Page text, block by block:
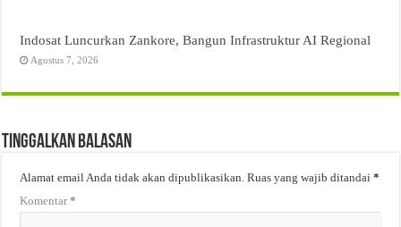
Indosat Luncurkan Zankore, Bangun Infrastruktur AI Regional
Agustus 7, 2026
Tinggalkan Balasan
Alamat email Anda tidak akan dipublikasikan. Ruas yang wajib ditandai*
Komentar*